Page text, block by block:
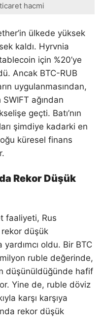
hacmi
ülkede yüksek
kaldı. Hyrvnia
için %20’ye
Ancak BTC-RUB
uygulanmasından,
ağından
geçti. Batı’nın
şimdiye kadarki en
küresel finans
Rekor Düşük
faaliyeti, Rus
rekor düşük
oldu. Bir BTC
ruble değerinde,
düşünüldüğünde hafif
Yine de, ruble döviz
karşı karşıya
rekor düşük